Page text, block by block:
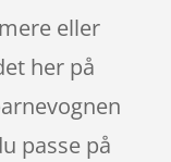
eller
her på
passe på